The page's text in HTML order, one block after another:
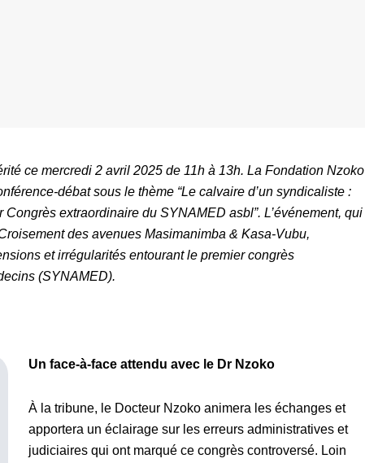
ce mercredi 2 avril 2025 de 11h à 13h. La Fondation Nzoko
débat sous le thème “Le calvaire d’un syndicaliste :
extraordinaire du SYNAMED asbl”. L’événement, qui
des avenues Masimanimba & Kasa-Vubu,
et irrégularités entourant le premier congrès
(SYNAMED).
Un face-à-face attendu avec le Dr Nzoko
À la tribune, le Docteur Nzoko animera les échanges et
apportera un éclairage sur les erreurs administratives et
judiciaires qui ont marqué ce congrès controversé. Loin